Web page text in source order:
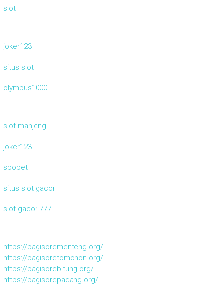
slot
joker123
situs slot
olympus1000
slot mahjong
joker123
sbobet
situs slot gacor
slot gacor 777
https://pagisorementeng.org/
https://pagisoretomohon.org/
https://pagisorebitung.org/
https://pagisorepadang.org/